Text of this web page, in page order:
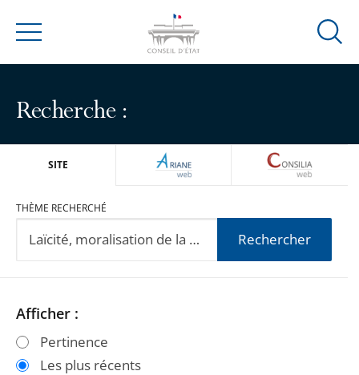
Menu
Ouvrir
Recherche :
SITE ARIANEWEB
THÈME RECHERCHÉ
Rechercher
Passer
les
filtres
Passer
les
filtres
Afficher :
Pertinence
Les plus récents